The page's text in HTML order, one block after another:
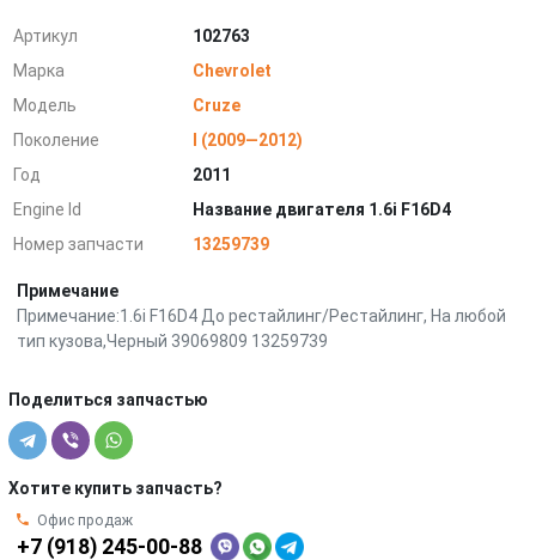
Артикул
102763
Марка
Chevrolet
Модель
Cruze
Поколение
I (2009—2012)
Год
2011
Engine Id
Название двигателя 1.6i F16D4
Номер запчасти
13259739
Примечание
Примечание:1.6i F16D4 До рестайлинг/Рестайлинг, На любой
тип кузова,Черный 39069809 13259739
Поделиться запчастью
Хотите купить запчасть?
Офис продаж
+7 (918) 245-00-88